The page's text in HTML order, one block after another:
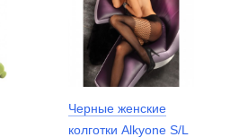
Черные женские
колготки Alkyone S/L